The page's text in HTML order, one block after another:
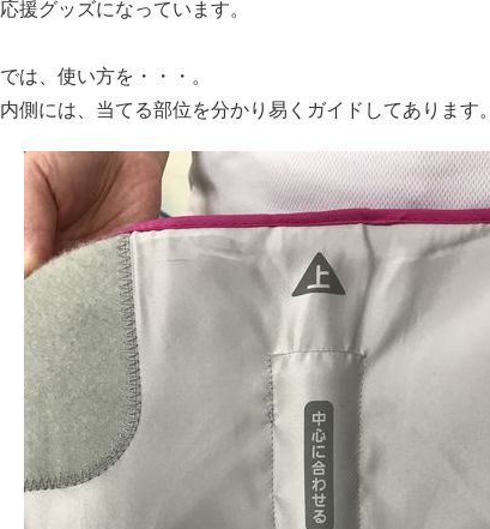
応援グッズになっています。
では、使い方を・・・。
内側には、当てる部位を分かり易くガイドしてあります。